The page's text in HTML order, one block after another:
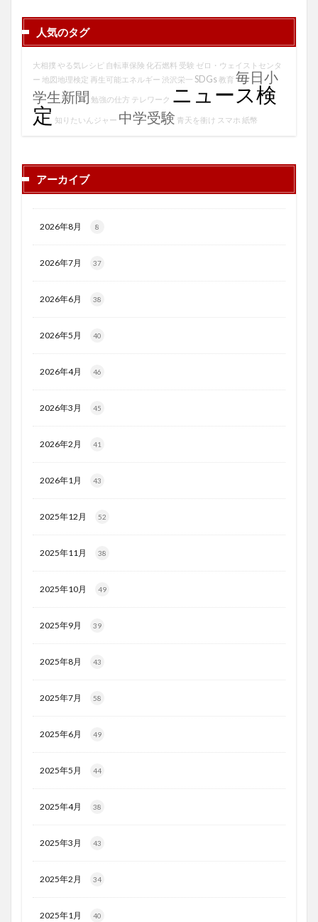
人気のタグ
大相撲 やる気レシピ 自転車保険 化石燃料 受験 ゼロ・ウェイストセンタ
ー 地図地理検定 再生可能エネルギー 渋沢栄一 SDGs教育 毎日小
学生新聞 勉強の仕方 テレワーク ニュース検
定 知りたいんジャー 中学受験 青天を衝け スマホ 紙幣
アーカイブ
2026年8月 8
2026年7月 37
2026年6月 38
2026年5月 40
2026年4月 46
2026年3月 45
2026年2月 41
2026年1月 43
2025年12月 52
2025年11月 38
2025年10月 49
2025年9月 39
2025年8月 43
2025年7月 58
2025年6月 49
2025年5月 44
2025年4月 38
2025年3月 43
2025年2月 34
2025年1月 40